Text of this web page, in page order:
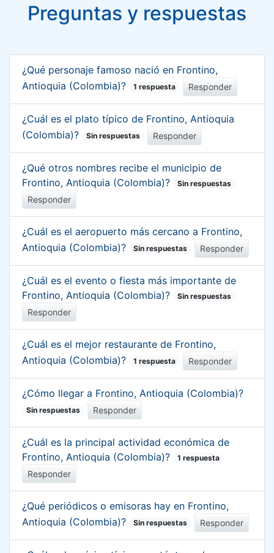
Preguntas y respuestas
¿Qué personaje famoso nació en Frontino,
Antioquia (Colombia)?
1 respuesta Responder
¿Cuál es el plato típico de Frontino, Antioquia
(Colombia)?
Sin respuestas Responder
¿Qué otros nombres recibe el municipio de
Frontino, Antioquia (Colombia)?
Sin respuestas
Responder
¿Cuál es el aeropuerto más cercano a Frontino,
Antioquia (Colombia)?
Sin respuestas Responder
¿Cuál es el evento o fiesta más importante de
Frontino, Antioquia (Colombia)?
Sin respuestas
Responder
¿Cuál es el mejor restaurante de Frontino,
Antioquia (Colombia)?
1 respuesta Responder
¿Cómo llegar a Frontino, Antioquia (Colombia)?
Sin respuestas Responder
¿Cuál es la principal actividad económica de
Frontino, Antioquia (Colombia)?
1 respuesta
Responder
¿Qué periódicos o emisoras hay en Frontino,
Antioquia (Colombia)?
Sin respuestas Responder